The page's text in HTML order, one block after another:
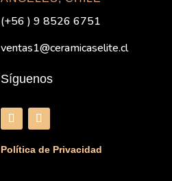
(+56 ) 9 8526 6751
ventas1@ceramicaselite.cl
Síguenos
Política de Privacidad